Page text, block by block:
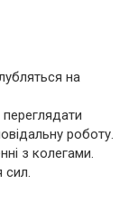
на
переглядати
роботу.
з колегами.